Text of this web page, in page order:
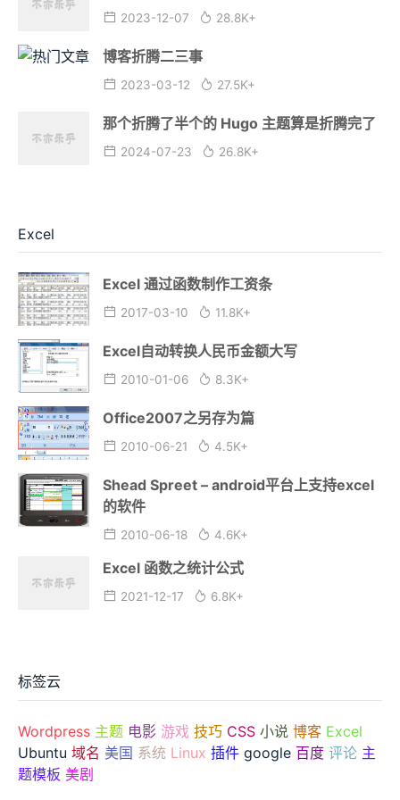
2023-12-07 28.8K+
博客折腾二三事
2023-03-12 27.5K+
那个折腾了半个的 Hugo 主题算是折腾完了
2024-07-23 26.8K+
Excel
Excel 通过函数制作工资条
2017-03-10 11.8K+
Excel自动转换人民币金额大写
2010-01-06 8.3K+
Office2007之另存为篇
2010-06-21 4.5K+
Shead Spreet – android平台上支持excel
的软件
2010-06-18 4.6K+
Excel 函数之统计公式
2021-12-17 6.8K+
标签云
Wordpress 主题 电影 游戏 技巧 CSS 小说 博客 Excel
Ubuntu 域名 美国 系统 Linux 插件 google 百度 评论 主
题模板 美剧